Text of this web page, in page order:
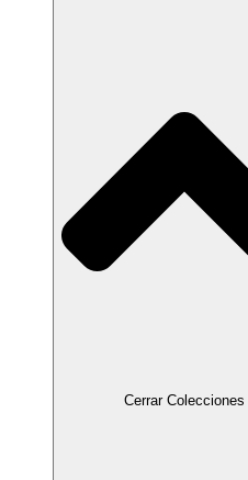
Cerrar Colecciones